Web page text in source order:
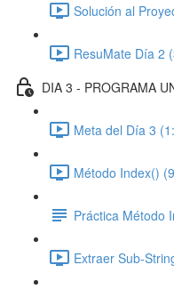
Solución al
ResuMate Día 2
DIA 3 - PROGRAMA
Meta del Día 3
Método Index()
Práctica Método
Extraer Sub-